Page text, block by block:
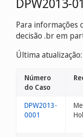
Para informações
decisão .br em
Última
Número
do Caso
DPW2013-
0001